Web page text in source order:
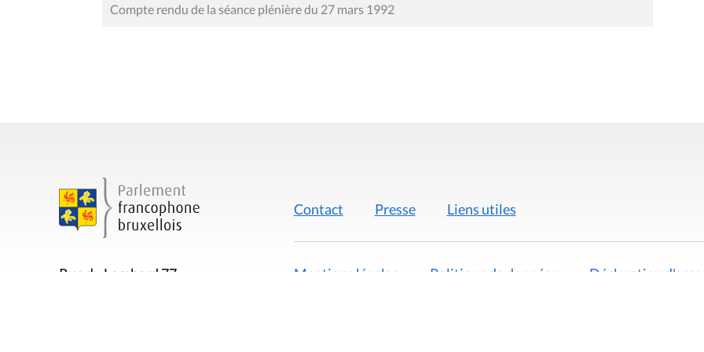
Compte rendu de la séance plénière du 27 mars 1992
Rue du Lombard 77
Contact Presse Liens utiles
Mentions légales Politique de données Déclaration